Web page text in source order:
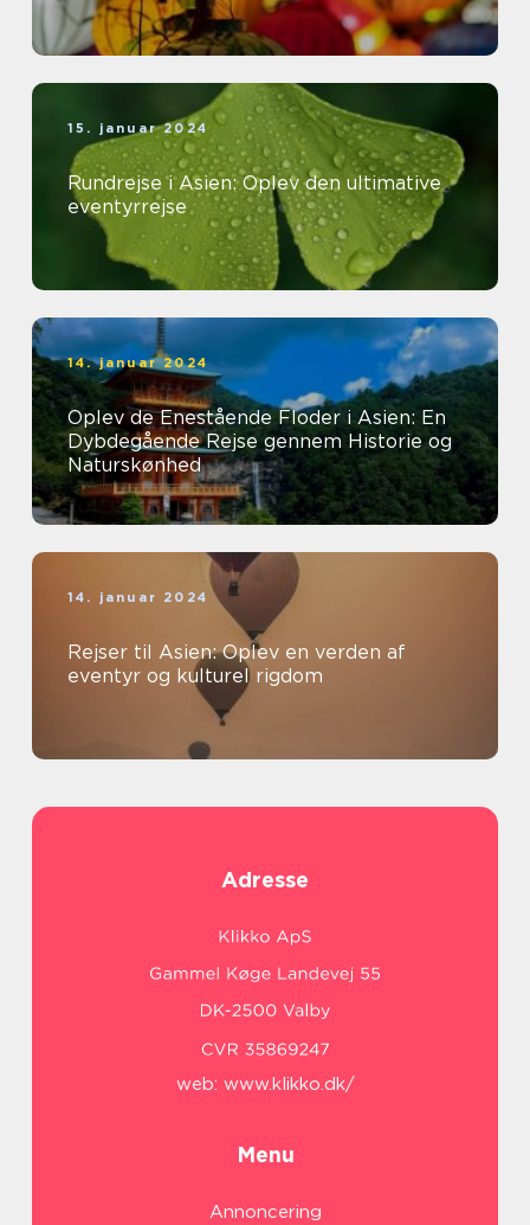
15. januar 2024
Rundrejse i Asien: Oplev den ultimative
eventyrrejse
14. januar 2024
Oplev de Enestående Floder i Asien: En
Dybdegående Rejse gennem Historie og
Naturskønhed
14. januar 2024
Rejser til Asien: Oplev en verden af
eventyr og kulturel rigdom
Adresse
web: www.klikko.dk/
Menu
Annoncering